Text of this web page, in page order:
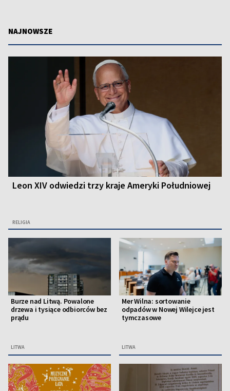
NAJNOWSZE
Leon XIV odwiedzi trzy kraje Ameryki Południowej
RELIGIA
Burze nad Litwą. Powalone
drzewa i tysiące odbiorców bez
prądu
LITWA
Mer Wilna: sortowanie
odpadów w Nowej Wilejce jest
tymczasowe
LITWA